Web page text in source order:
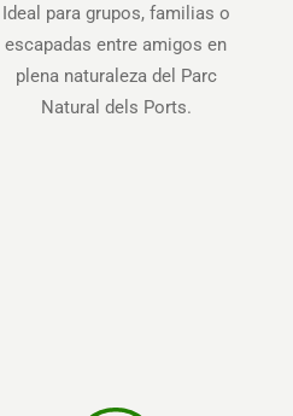
Ideal para grupos, familias o
escapadas entre amigos en
plena naturaleza del Parc
Natural dels Ports.